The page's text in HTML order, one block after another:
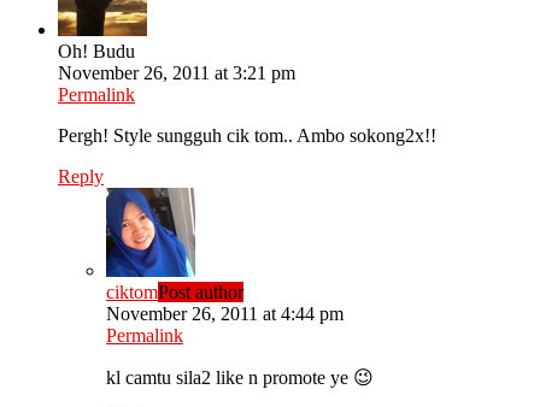
Oh! Budu
November 26, 2011 at 3:21 pm
Permalink
Pergh! Style sungguh cik tom.. Ambo sokong2x!!
Reply
ciktomPost author
November 26, 2011 at 4:44 pm
Permalink
kl camtu sila2 like n promote ye 😉